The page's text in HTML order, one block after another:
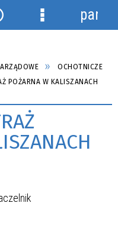
OCHOTNICZE
POŻARNA W KALISZANACH
Menu
panel